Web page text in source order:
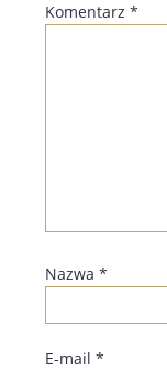
Komentarz *
Nazwa *
E-mail *